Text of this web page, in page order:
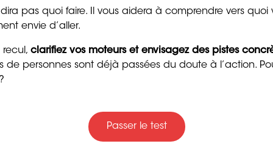
dans la profession. Dans le cadre de la formation
Ce diplôme est également accessible par
un an seulement. C’est le cas aussi pour des
pâtissier ouBP boulanger.
des Métiers et de l’Artisanat aux
d’un CAP, BEP, ou d’un diplôme reconnu de
justifier d’une expérience professionnelle de trois
dans le métier concerné. Le titre de
Maître Artisan
de maîtrise (BM)boulanger (niveau bac+2), avec
Trente messages
gentils pour souhaiter
dira pas quoi faire. Il vous aidera à comprendre vers quoi
envie d’aller.
recul, clarifiez vos moteurs et envisagez des pistes
de personnes sont déjà passées du doute à l’action.
Passer le test